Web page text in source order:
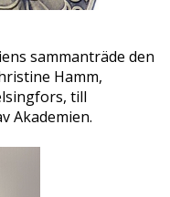
sammanträde den
Hamm,
till
Akademien.